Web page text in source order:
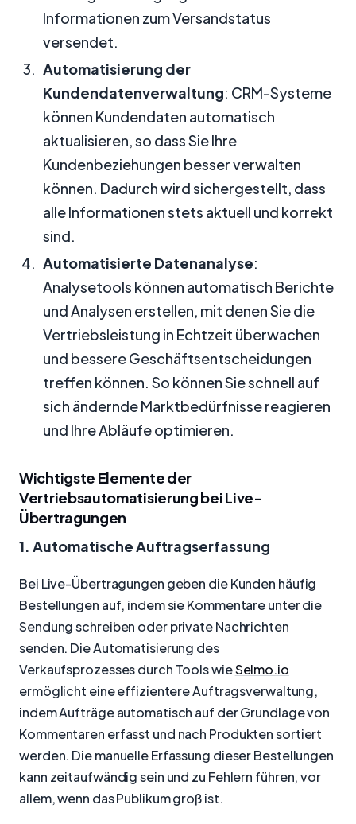
Informationen zum Versandstatus
versendet.
Automatisierung der
Kundendatenverwaltung: CRM-Systeme
können Kundendaten automatisch
aktualisieren, so dass Sie Ihre
Kundenbeziehungen besser verwalten
können. Dadurch wird sichergestellt, dass
alle Informationen stets aktuell und korrekt
sind.
Automatisierte Datenanalyse:
Analysetools können automatisch Berichte
und Analysen erstellen, mit denen Sie die
Vertriebsleistung in Echtzeit überwachen
und bessere Geschäftsentscheidungen
treffen können. So können Sie schnell auf
sich ändernde Marktbedürfnisse reagieren
und Ihre Abläufe optimieren.
Wichtigste Elemente der
Vertriebsautomatisierung bei Live-
Übertragungen
1. Automatische Auftragserfassung
Bei Live-Übertragungen geben die Kunden häufig
Bestellungen auf, indem sie Kommentare unter die
Sendung schreiben oder private Nachrichten
senden. Die Automatisierung des
Verkaufsprozesses durch Tools wieSelmo.io
ermöglicht eine effizientere Auftragsverwaltung,
indem Aufträge automatisch auf der Grundlage von
Kommentaren erfasst und nach Produkten sortiert
werden. Die manuelle Erfassung dieser Bestellungen
kann zeitaufwändig sein und zu Fehlern führen, vor
allem, wenn das Publikum groß ist.